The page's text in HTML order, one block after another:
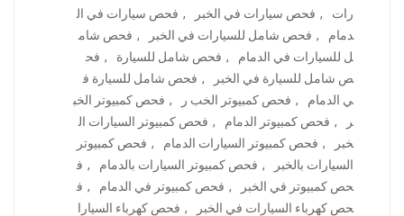
رات
, فحص سيارات في الخبر , فحص سيارات في ال
دمام
, فحص شامل للسيارات في الخبر , فحص شام
ل للسيارات في الدمام
, فحص شامل للسيارة , فح
ص شامل للسيارة في الخبر
, فحص شامل للسيارة ف
ي الدمام
, فحص كمبيوتر الخب ر , فحص كمبيوتر الخب
ر
, فحص كمبيوتر الدمام , فحص كمبيوتر السيارات ال
خبر
, فحص كمبيوتر السيارات الدمام , فحص كمبيوتر
السيارات بالخبر
, فحص كمبيوتر السيارات بالدمام , ف
حص كمبيوتر في الخبر
, فحص كمبيوتر في الدمام , ف
حص كهرباء السيارات في الخبر
, فحص كهرباء السيارا